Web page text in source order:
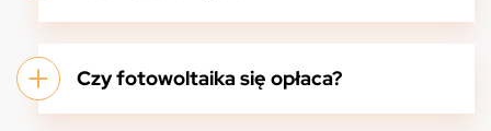
Czy fotowoltaika się opłaca?